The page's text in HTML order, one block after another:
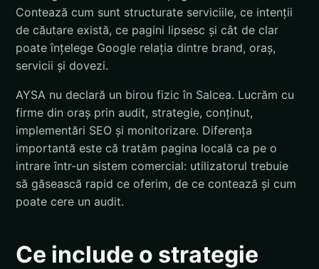
Contează cum sunt structurate serviciile, ce intenții
de căutare există, ce pagini lipsesc și cât de clar
poate înțelege Google relația dintre brand, oraș,
servicii și dovezi.
AYSA nu declară un birou fizic în Salcea. Lucrăm cu
firme din oraș prin audit, strategie, conținut,
implementări SEO și monitorizare. Diferența
importantă este că tratăm pagina locală ca pe o
intrare într-un sistem comercial: utilizatorul trebuie
să găsească rapid ce oferim, de ce contează și cum
poate cere un audit.
Ce include o strategie